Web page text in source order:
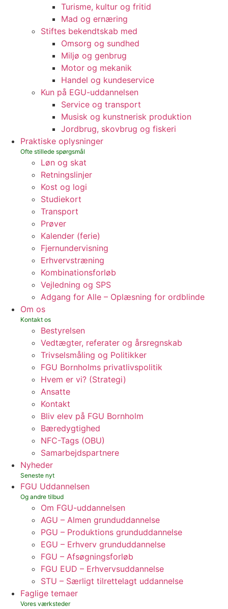
Turisme, kultur og fritid
Mad og ernæring
Stiftes bekendtskab med
Omsorg og sundhed
Miljø og genbrug
Motor og mekanik
Handel og kundeservice
Kun på EGU-uddannelsen
Service og transport
Musisk og kunstnerisk produktion
Jordbrug, skovbrug og fiskeri
Praktiske oplysninger
Løn og skat
Retningslinjer
Kost og logi
Studiekort
Transport
Prøver
Kalender (ferie)
Fjernundervisning
Erhvervstræning
Kombinationsforløb
Vejledning og SPS
Adgang for Alle – Oplæsning for ordblinde
Om os
Bestyrelsen
Vedtægter, referater og årsregnskab
Trivselsmåling og Politikker
FGU Bornholms privatlivspolitik
Hvem er vi? (Strategi)
Ansatte
Kontakt
Bliv elev på FGU Bornholm
Bæredygtighed
NFC-Tags (OBU)
Samarbejdspartnere
Nyheder
FGU Uddannelsen
Om FGU-uddannelsen
AGU – Almen grunduddannelse
PGU – Produktions grunduddannelse
EGU – Erhverv grunduddannelse
FGU – Afsøgningsforløb
FGU EUD – Erhvervsuddannelse
STU – Særligt tilrettelagt uddannelse
Faglige temaer